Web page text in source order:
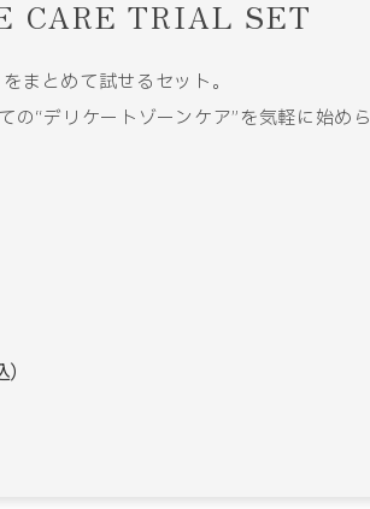
CARE TRIAL SET
まとめて試せるセット。
の“デリケートゾーンケア”を気軽に始めら